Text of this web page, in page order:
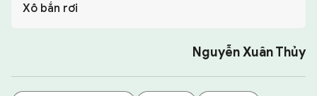
Xô bắn rơi
Nguyễn Xuân Thủy